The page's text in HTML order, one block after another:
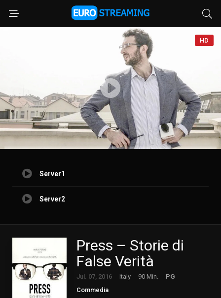
HD
Server1
Server2
Press – Storie di
False Verità
Jul. 07, 2016 Italy 90 Min.
PG
Commedia